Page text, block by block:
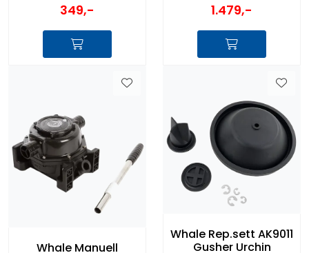
349,- 1.479,-
Whale Manuell
Whale Rep.sett AK9011
Gusher Urchin